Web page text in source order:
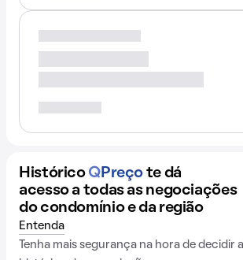
Histórico QPreço te dá
acesso a todas as negociações
do condomínio e da região
Entenda
Tenha mais segurança na hora de decidir